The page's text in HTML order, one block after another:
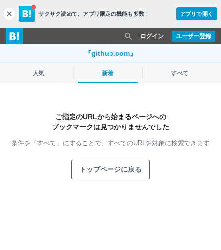
c
l
o
s
サクサク読めて、 アプリ限定の機能も多数！ アプリで開く
ユーザー登録
ログイン
『github.com』
人気 新着 すべて
ご指定のURLから始まるページへの
ブックマークは見つかりませんでした
条件を「すべて」にすることで、 すべてのURLを対象に検索できます
トップページに戻る